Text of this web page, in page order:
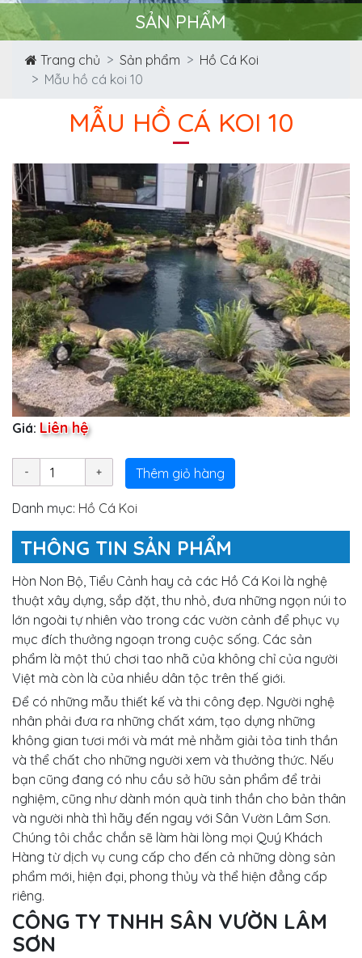
SẢN PHẨM
Trang chủ Sản phẩm
Hồ Cá Koi
Mẫu hồ cá koi 10
MẪU HỒ CÁ KOI 10
Giá: Liên hệ
Thêm giỏ hàng
Danh mục: Hồ Cá Koi
THÔNG TIN SẢN PHẨM
Hòn Non Bộ, Tiểu Cảnh hay cả các Hồ Cá Koi là nghệ
thuật xây dựng, sắp đặt, thu nhỏ, đưa những ngọn núi to
lớn ngoài tự nhiên vào trong các vườn cảnh để phục vụ
mục đích thưởng ngoạn trong cuộc sống. Các sản
phẩm là một thú chơi tao nhã của không chỉ của người
Việt mà còn là của nhiều dân tộc trên thế giới.
Để có những mẫu thiết kế và thi công đẹp. Người nghệ
nhân phải đưa ra những chất xám, tạo dựng những
không gian tươi mới và mát mẻ nhằm giải tỏa tinh thần
và thể chất cho những người xem và thưởng thức. Nếu
bạn cũng đang có nhu cầu sở hữu sản phẩm để trải
nghiệm, cũng như dành món quà tinh thần cho bản thân
và người nhà thì hãy đến ngay với Sân Vườn Lâm Sơn.
Chúng tôi chắc chắn sẽ làm hài lòng mọi Quý Khách
Hàng từ dịch vụ cung cấp cho đến cả những dòng sản
phẩm mới, hiện đại, phong thủy và thể hiện đẳng cấp
riêng.
CÔNG TY TNHH SÂN VƯỜN LÂM
SƠN